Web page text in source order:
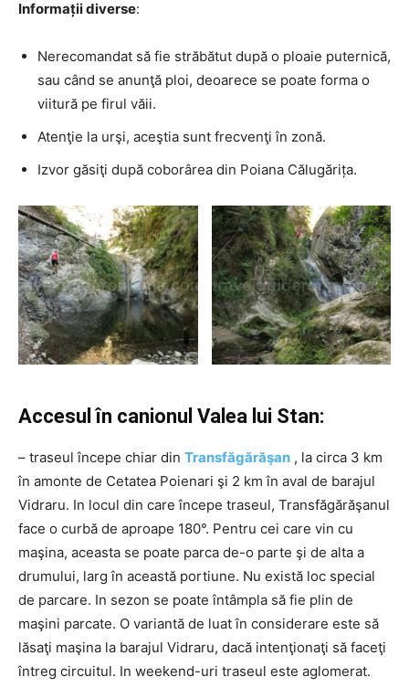
Informații diverse:
Nerecomandat să fie străbătut după o ploaie puternică,
sau când se anunţă ploi, deoarece se poate forma o
viitură pe firul văii.
Atenţie la urşi, aceştia sunt frecvenţi în zonă.
Izvor găsiţi după coborârea din Poiana Călugărița.
Accesul în canionul Valea lui Stan:
– traseul începe chiar din Transfăgărăşan , la circa 3 km
în amonte de Cetatea Poienari şi 2 km în aval de barajul
Vidraru. In locul din care începe traseul, Transfăgărăşanul
face o curbă de aproape 180°. Pentru cei care vin cu
maşina, aceasta se poate parca de-o parte şi de alta a
drumului, larg în această portiune. Nu există loc special
de parcare. In sezon se poate întâmpla să fie plin de
maşini parcate. O variantă de luat în considerare este să
lăsaţi maşina la barajul Vidraru, dacă intenţionaţi să faceţi
întreg circuitul. In weekend-uri traseul este aglomerat.